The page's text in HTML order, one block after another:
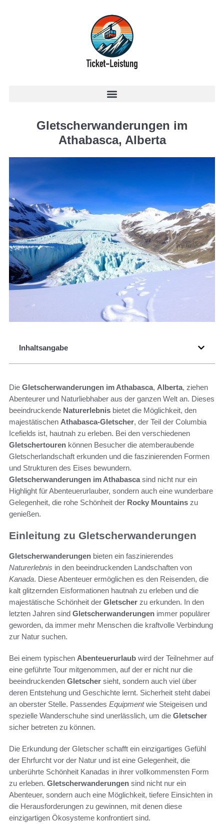
Gletscherwanderungen im
Athabasca, Alberta
Inhaltsangabe
Die Gletscherwanderungen im Athabasca, Alberta, ziehen
Abenteurer und Naturliebhaber aus der ganzen Welt an. Dieses
beeindruckende Naturerlebnis bietet die Möglichkeit, den
majestätischen Athabasca-Gletscher, der Teil der Columbia
Icefields ist, hautnah zu erleben. Bei den verschiedenen
Gletschertouren können Besucher die atemberaubende
Gletscherlandschaft erkunden und die faszinierenden Formen
und Strukturen des Eises bewundern.
Gletscherwanderungen im Athabascasind nicht nur ein
Highlight für Abenteuerurlauber, sondern auch eine wunderbare
Gelegenheit, die rohe Schönheit der Rocky Mountains zu
genießen.
Einleitung zu Gletscherwanderungen
Gletscherwanderungen bieten ein faszinierendes
Naturerlebnis in den beeindruckenden Landschaften von
Kanada. Diese Abenteuer ermöglichen es den Reisenden, die
kalt glitzernden Eisformationen hautnah zu erleben und die
majestätische Schönheit der Gletscher zu erkunden. In den
letzten Jahren sind Gletscherwanderungen immer populärer
geworden, da immer mehr Menschen die kraftvolle Verbindung
zur Natur suchen.
Bei einem typischen Abenteuerurlaub wird der Teilnehmer auf
eine geführte Tour mitgenommen, auf der er nicht nur die
beeindruckenden Gletscher sieht, sondern auch viel über
deren Entstehung und Geschichte lernt. Sicherheit steht dabei
an oberster Stelle. Passendes Equipmentwie Steigeisen und
spezielle Wanderschuhe sind unerlässlich, um die Gletscher
sicher betreten zu können.
Die Erkundung der Gletscher schafft ein einzigartiges Gefühl
der Ehrfurcht vor der Natur und ist eine Gelegenheit, die
unberührte Schönheit Kanadas in ihrer vollkommensten Form
zu erleben. Gletscherwanderungen sind nicht nur ein
Abenteuer, sondern auch eine Möglichkeit, tiefere Einsichten in
die Herausforderungen zu gewinnen, mit denen diese
einzigartigen Ökosysteme konfrontiert sind.